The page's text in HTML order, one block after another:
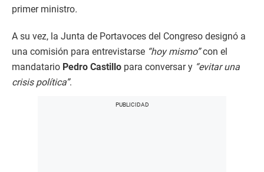
primer ministro.
A su vez, la Junta de Portavoces del Congreso designó a
una comisión para entrevistarse “hoy mismo”con el
mandatario Pedro Castillo para conversar y “evitar una
crisis política”.